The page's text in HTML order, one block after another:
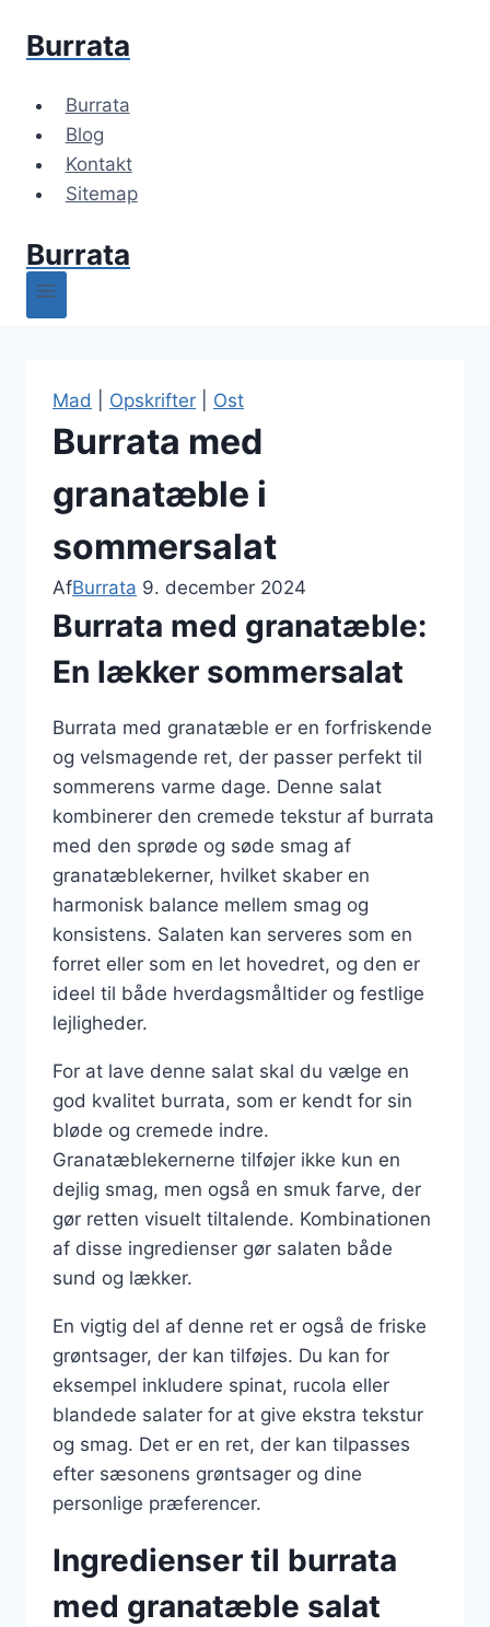
Burrata
Burrata
Blog
Kontakt
Sitemap
Burrata
Mad Opskrifter Ost
Burrata med
granatæble i
sommersalat
AfBurrata 9. december 2024
Burrata med granatæble:
En lækker sommersalat
Burrata med granatæble er en forfriskende
og velsmagende ret, der passer perfekt til
sommerens varme dage. Denne salat
kombinerer den cremede tekstur af burrata
med den sprøde og søde smag af
granatæblekerner, hvilket skaber en
harmonisk balance mellem smag og
konsistens. Salaten kan serveres som en
forret eller som en let hovedret, og den er
ideel til både hverdagsmåltider og festlige
lejligheder.
For at lave denne salat skal du vælge en
god kvalitet burrata, som er kendt for sin
bløde og cremede indre.
Granatæblekernerne tilføjer ikke kun en
dejlig smag, men også en smuk farve, der
gør retten visuelt tiltalende. Kombinationen
af disse ingredienser gør salaten både
sund og lækker.
En vigtig del af denne ret er også de friske
grøntsager, der kan tilføjes. Du kan for
eksempel inkludere spinat, rucola eller
blandede salater for at give ekstra tekstur
og smag. Det er en ret, der kan tilpasses
efter sæsonens grøntsager og dine
personlige præferencer.
Ingredienser til burrata
med granatæble salat